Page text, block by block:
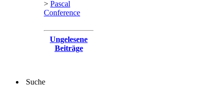
> Pascal
Conference
Ungelesene
Beiträge
Suche